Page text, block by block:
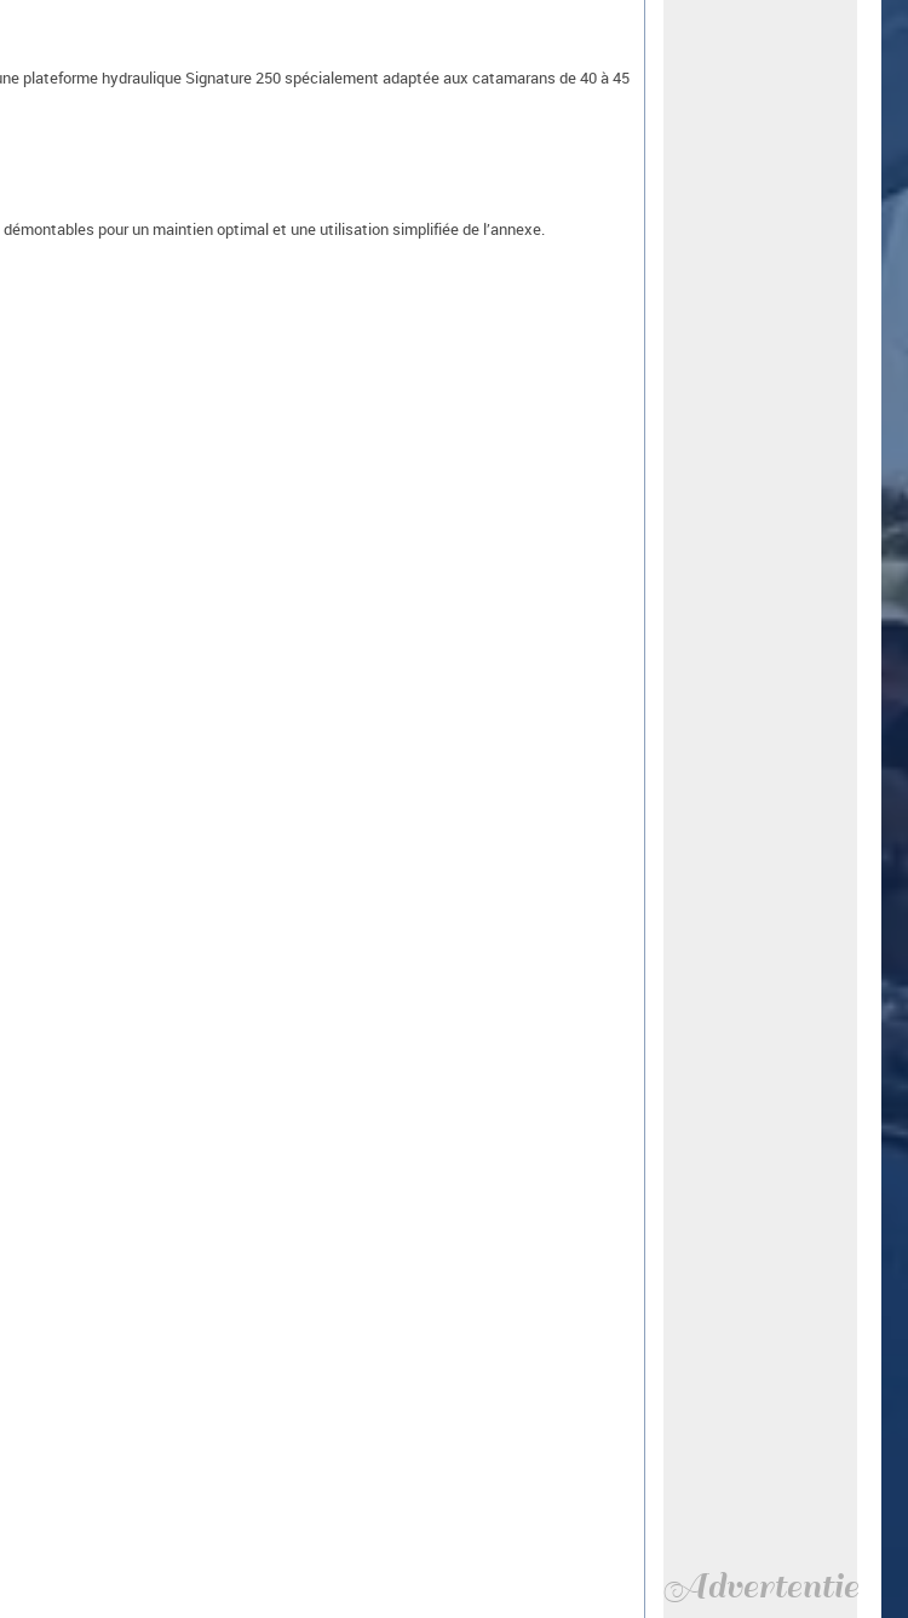
plateforme hydraulique Signature 250 spécialement adaptée aux catamarans de 40 à 45
pour un maintien optimal et une utilisation simplifiée de l’annexe.
Advertentie